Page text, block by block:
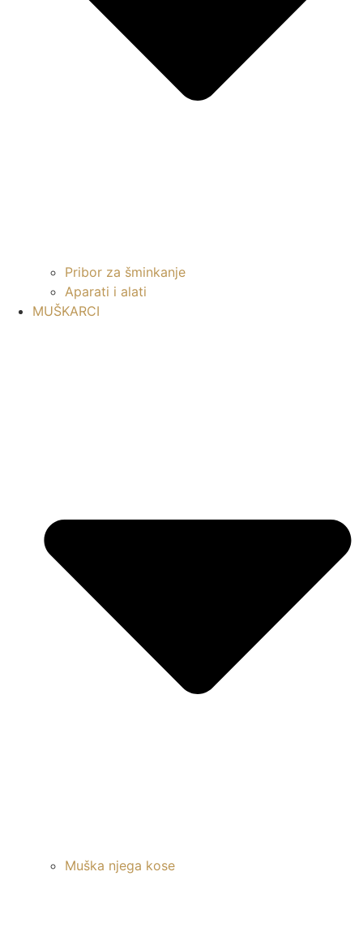
Pribor za šminkanje
Aparati i alati
MUŠKARCI
Muška njega kose